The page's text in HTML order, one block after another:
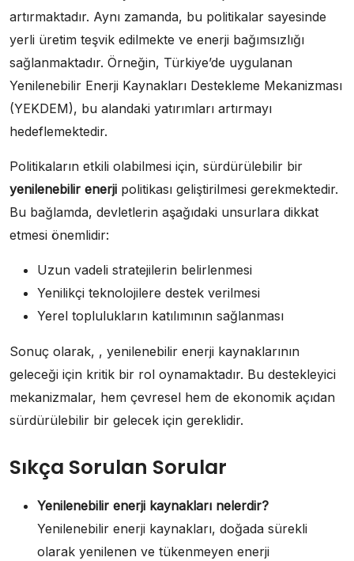
artırmaktadır. Aynı zamanda, bu politikalar sayesinde
yerli üretim teşvik edilmekte ve enerji bağımsızlığı
sağlanmaktadır. Örneğin, Türkiye’de uygulanan
Yenilenebilir Enerji Kaynakları Destekleme Mekanizması
(YEKDEM), bu alandaki yatırımları artırmayı
hedeflemektedir.
Politikaların etkili olabilmesi için, sürdürülebilir bir
yenilenebilir enerji politikası geliştirilmesi gerekmektedir.
Bu bağlamda, devletlerin aşağıdaki unsurlara dikkat
etmesi önemlidir:
Uzun vadeli stratejilerin belirlenmesi
Yenilikçi teknolojilere destek verilmesi
Yerel toplulukların katılımının sağlanması
Sonuç olarak, , yenilenebilir enerji kaynaklarının
geleceği için kritik bir rol oynamaktadır. Bu destekleyici
mekanizmalar, hem çevresel hem de ekonomik açıdan
sürdürülebilir bir gelecek için gereklidir.
Sıkça Sorulan Sorular
Yenilenebilir enerji kaynakları nelerdir?
Yenilenebilir enerji kaynakları, doğada sürekli
olarak yenilenen ve tükenmeyen enerji